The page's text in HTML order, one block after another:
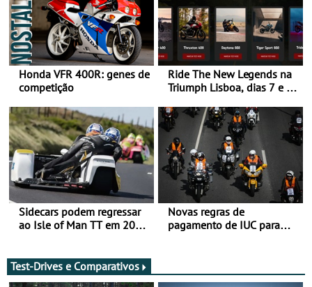
Honda VFR 400R: genes de
competição
Ride The New Legends na
Triumph Lisboa, dias 7 e 8
Sidecars podem regressar
ao Isle of Man TT em 2027
Novas regras de
pagamento de IUC para
Test-Drives e Comparativos